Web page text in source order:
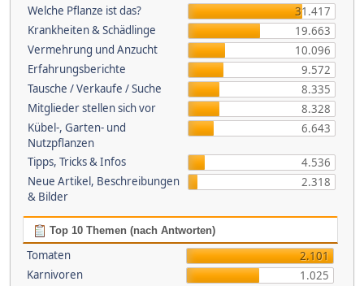
Welche Pflanze ist das?
31.417
Krankheiten & Schädlinge
19.663
Vermehrung und Anzucht
10.096
Erfahrungsberichte
9.572
Tausche / Verkaufe / Suche
8.335
Mitglieder stellen sich vor
8.328
Kübel-, Garten- und
Nutzpflanzen
6.643
Tipps, Tricks & Infos
4.536
Neue Artikel, Beschreibungen
& Bilder
2.318
Top 10 Themen (nach Antworten)
Tomaten
2.101
Karnivoren
1.025